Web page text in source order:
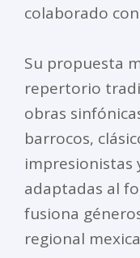
colaborado
Su propuesta
repertorio
obras
barrocos,
impresionistas
adaptadas al
fusiona
regional